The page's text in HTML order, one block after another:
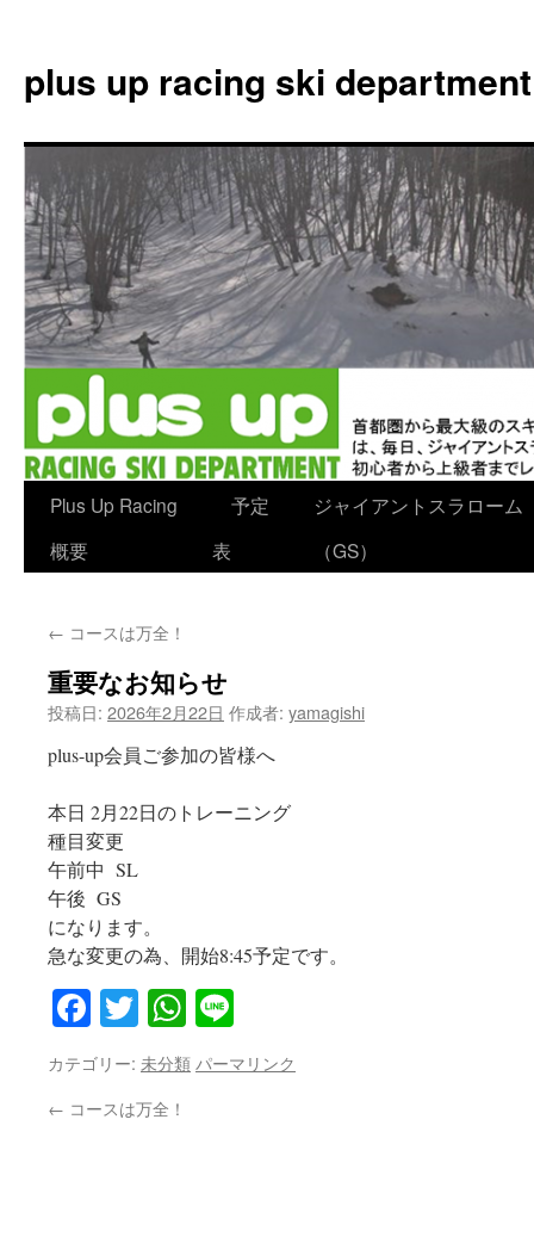
plus up racing ski department
ン
ン
ツ
へ
ス
キ
ッ
Plus Up Racing
概要
予定
表
ジャイアントスラローム
（GS）
← コースは万全！
重要なお知らせ
投稿日: 2026年2月22日 作成者: yamagishi
plus-up会員ご参加の皆様へ
本日 2月22日のトレーニング
種目変更
午前中 SL
午後 GS
になります。
急な変更の為、開始8:45予定です。
Facebook
TwitterWhatsApp
カテゴリー: 未分類パーマリンク
← コースは万全！